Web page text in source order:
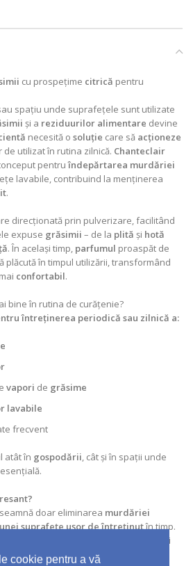
cookie pentru a vă
cu prospețime citrică pentru
spațiu unde suprafețele sunt utilizate
și a reziduurilor alimentare devine
necesită o soluție care să acționeze
de utilizat în rutina zilnică. Chanteclair
pentruîndepărtarea murdăriei
lavabile, contribuind la menținerea
.
direcționată prin pulverizare, facilitând
expuse grăsimii – de la plită și hotă
. În același timp, parfumul proaspăt de
plăcută în timpul utilizării, transformând
confortabil.
bine în rutina de curățenie?
întreținerea periodică sau zilnică a:
vapori de grăsime
lavabile
frecvent
atât în gospodării, cât și în spații unde
doar eliminarea murdăriei
suprafețe ușor de întreținutîn timp.
dedicat ajută la simplificarea procesului
efortuluinecesar intervențiilor